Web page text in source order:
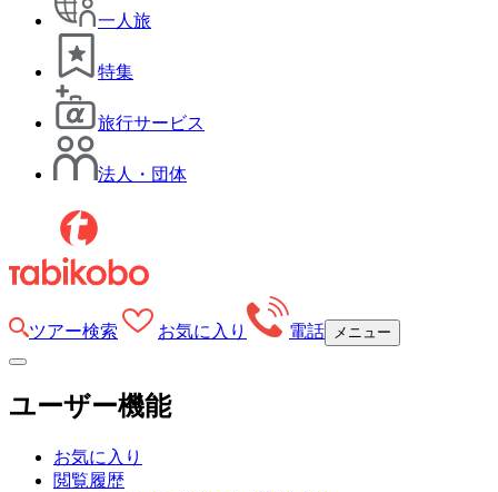
一人旅
特集
旅行サービス
法人・団体
ツアー検索 お気に入り 電話 メニュー
ユーザー機能
お気に入り
閲覧履歴